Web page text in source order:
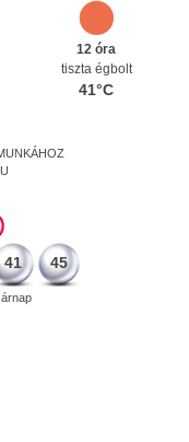
12 óra
tiszta égbolt
41°C
41 45